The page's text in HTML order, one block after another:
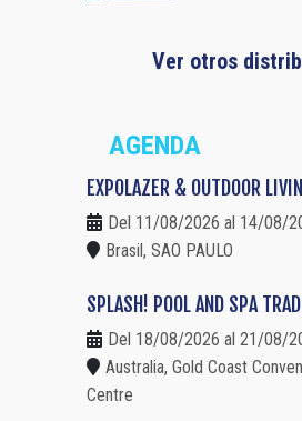
Ver otros
AGENDA
EXPOLAZER & OUTDOOR
Del 11/08/2026 al 14/08/
Brasil, SAO PAULO
SPLASH! POOL AND SPA
Del 18/08/2026 al 21/08/
Australia, Gold Coast
Centre